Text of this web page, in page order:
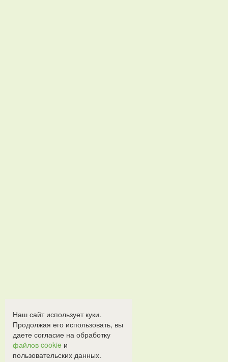
Наш сайт использует куки.
Продолжая его использовать, вы
даете согласие на обработку
файлов cookie и
пользовательских данных.